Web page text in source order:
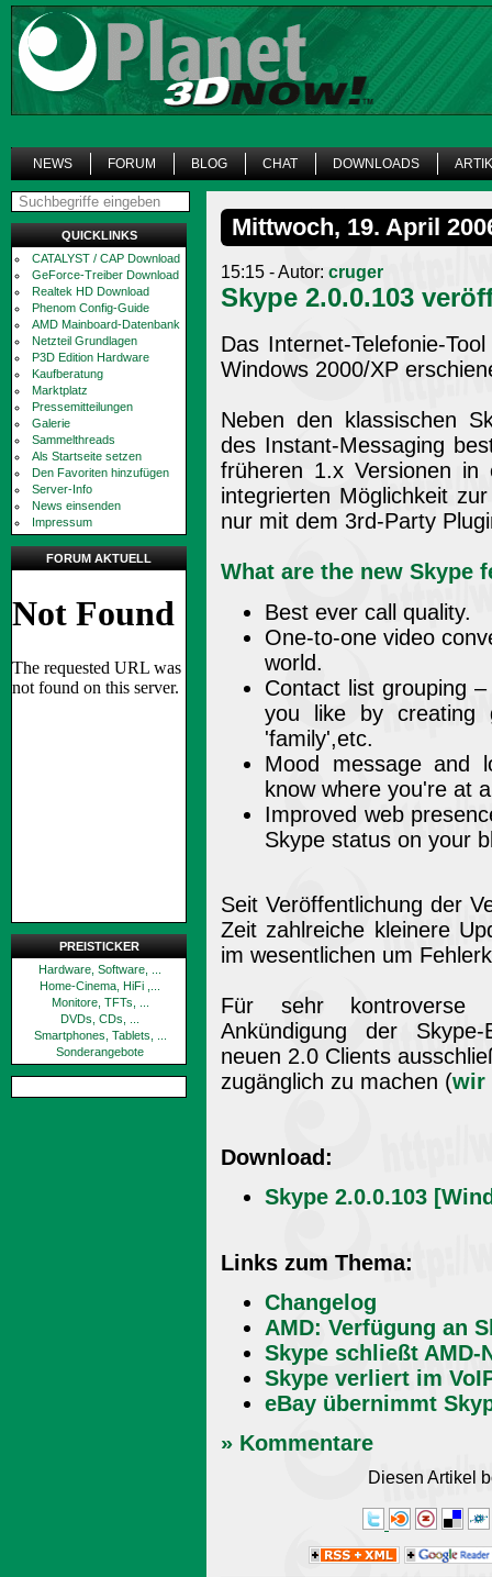
NEWS FORUM BLOG CHAT DOWNLOADS
QUICKLINKS
CATALYST / CAP Download
GeForce-Treiber Download
Realtek HD Download
Phenom Config-Guide
AMD Mainboard-Datenbank
Netzteil Grundlagen
P3D Edition Hardware
Kaufberatung
Marktplatz
Pressemitteilungen
Galerie
Sammelthreads
Als Startseite setzen
Den Favoriten hinzufügen
Server-Info
News einsenden
Impressum
FORUM AKTUELL
PREISTICKER
Hardware, Software, ...
Home-Cinema, HiFi ,...
Monitore, TFTs, ...
DVDs, CDs, ...
Smartphones, Tablets, ...
Sonderangebote
Mittwoch, 19. April
15:15 - Autor: cruger
Skype 2.0.0.103
Das Internet-Telefonie-
Windows 2000/XP
Neben den klassischen
des Instant-Messaging
früheren 1.x Versionen in
integrierten Möglichkeit
nur mit dem 3rd-Party
What are the new Skype
Best ever call quality.
One-to-one video
world.
Contact list grouping
you like by creating
'family',etc.
Mood message and
know where you're at
Improved web
Skype status on your
Seit Veröffentlichung der
Zeit zahlreiche kleinere
im wesentlichen um
Für sehr kontroverse
Ankündigung der
neuen 2.0 Clients
zugänglich zu machen (wir
Download:
Skype 2.0.0.103
Links zum Thema:
Changelog
AMD: Verfügung an
Skype schließt AMD-
Skype verliert im
eBay übernimmt
» Kommentare
Diesen Artikel